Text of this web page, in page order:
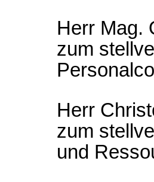
Herr Mag.
zum
Herr
zum
und